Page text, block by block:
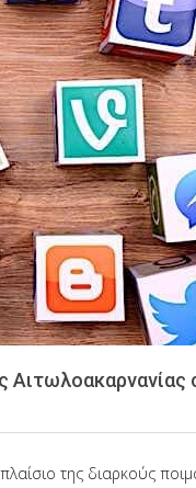
Αιτωλοακαρνανίας
της διαρκούς